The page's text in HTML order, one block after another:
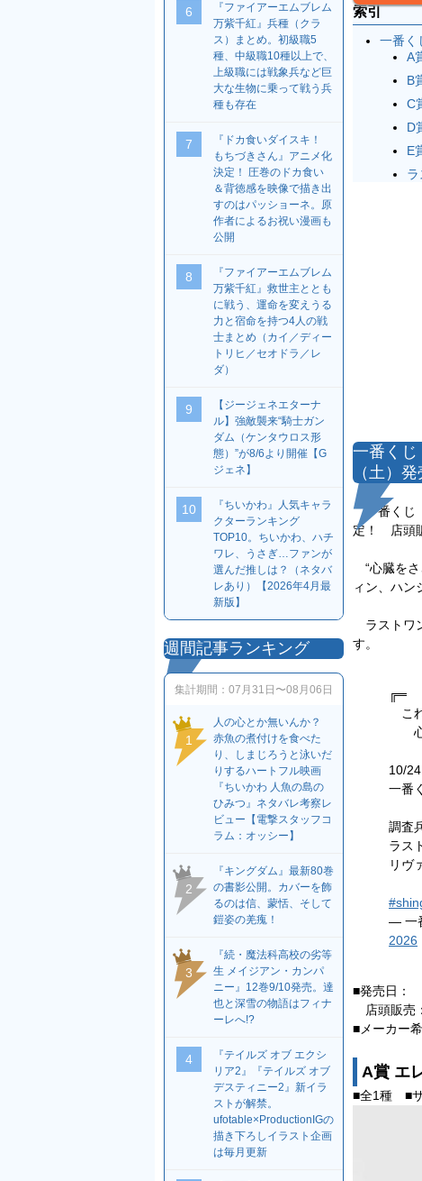
索引
一番く
A
B
C
D
E
一番くじ
（土）発
一番くじ
定！ 店頭
“心臓をさ
ィン、ハン
ラストワ
す。
╔═
こ
心
10/
一番
調査
ラス
リヴ
— 一
2026
■発売日：
店頭販売
■メーカー
A賞 エ
■全1種 ■
6
『ファイアーエムブレム
万紫千紅』兵種（クラ
ス）まとめ。初級職5
種、中級職10種以上で、
上級職には戦象兵など巨
大な生物に乗って戦う兵
種も存在
7
『ドカ食いダイスキ！
もちづきさん』アニメ化
決定！ 圧巻のドカ食い
＆背徳感を映像で描き出
すのはパッショーネ。原
作者によるお祝い漫画も
公開
8
『ファイアーエムブレム
万紫千紅』救世主ととも
に戦う、運命を変えうる
力と宿命を持つ4人の戦
士まとめ（カイ／ディー
トリヒ／セオドラ／レ
ダ）
9
【ジージェネエターナ
ル】強敵襲来“騎士ガン
ダム（ケンタウロス形
態）”が8/6より開催【G
ジェネ】
10
『ちいかわ』人気キャラ
クターランキング
TOP10。ちいかわ、ハチ
ワレ、うさぎ…ファンが
選んだ推しは？（ネタバ
レあり）【2026年4月最
新版】
週間記事ランキング
集計期間： 07月31日〜08月06日
1
人の心とか無いんか？
赤魚の煮付けを食べた
り、しまじろうと泳いだ
りするハートフル映画
『ちいかわ 人魚の島の
ひみつ』ネタバレ考察レ
ビュー【電撃スタッフコ
ラム：オッシー】
2
『キングダム』最新80巻
の書影公開。カバーを飾
るのは信、蒙恬、そして
鎧姿の羌瘣！
3
『続・魔法科高校の劣等
生 メイジアン・カンパ
ニー』12巻9/10発売。達
也と深雪の物語はフィナ
ーレへ!?
4
『テイルズ オブ エクシ
リア2』『テイルズ オブ
デスティニー2』新イラ
ストが解禁。
ufotable×ProductionIGの
描き下ろしイラスト企画
は毎月更新